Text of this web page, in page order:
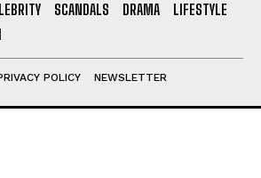
the
SCANDALS DRAMA
LIFESTYLE
POLICY NEWSLETTER